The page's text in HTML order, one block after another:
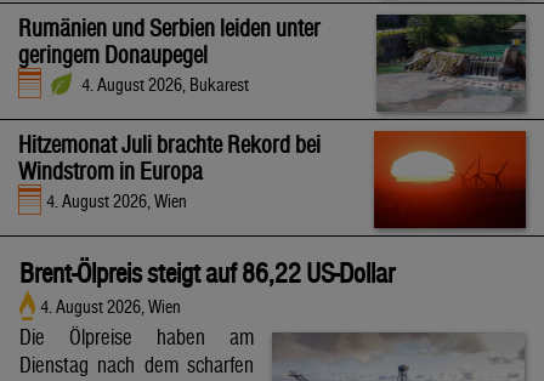
Rumänien und Serbien leiden unter
geringem Donaupegel
4. August 2026, Bukarest
Hitzemonat Juli brachte Rekord bei
Windstrom in Europa
4. August 2026, Wien
Brent-Ölpreis steigt auf 86,22 US-Dollar
4. August 2026, Wien
Die Ölpreise haben am
Dienstag nach dem scharfen